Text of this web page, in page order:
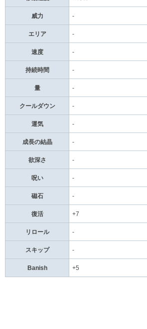
威力 -
エリア -
速度 -
持続時間 -
量 -
クールダウン -
運気 -
成長の結晶 -
欲深さ -
呪い -
磁石 -
復活 +7
リロール -
スキップ -
Banish +5